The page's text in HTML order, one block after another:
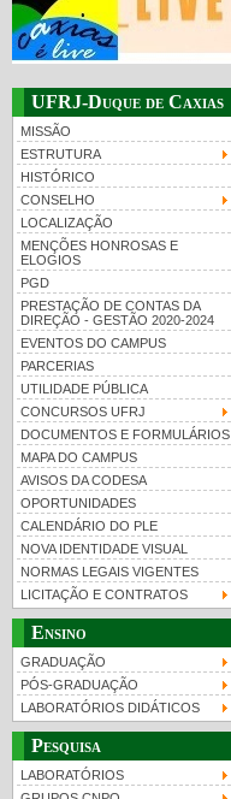
UFRJ-Duque de Caxias
MISSÃO
ESTRUTURA
HISTÓRICO
CONSELHO
LOCALIZAÇÃO
MENÇÕES HONROSAS E
ELOGIOS
PGD
PRESTAÇÃO DE CONTAS DA
DIREÇÃO - GESTÃO 2020-2024
EVENTOS DO CAMPUS
PARCERIAS
UTILIDADE PÚBLICA
CONCURSOS UFRJ
DOCUMENTOS E FORMULÁRIOS
MAPA DO CAMPUS
AVISOS DA CODESA
OPORTUNIDADES
CALENDÁRIO DO PLE
NOVA IDENTIDADE VISUAL
NORMAS LEGAIS VIGENTES
LICITAÇÃO E CONTRATOS
Ensino
GRADUAÇÃO
PÓS-GRADUAÇÃO
LABORATÓRIOS DIDÁTICOS
Pesquisa
LABORATÓRIOS
UFRJ 100 anos